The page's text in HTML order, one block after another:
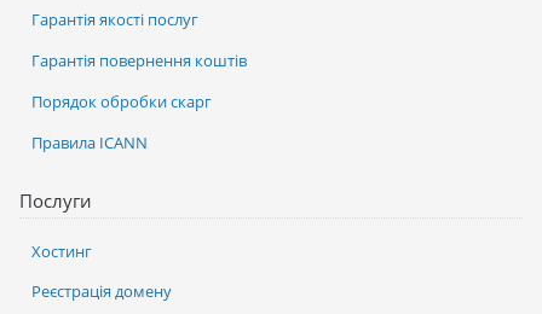
Послуги
Хостинг
Реєстрація домену
Гарантія якості послуг
Гарантія повернення коштів
Порядок обробки скарг
Правила ICANN